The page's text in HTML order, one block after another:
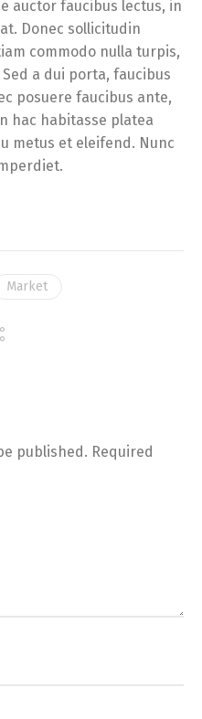
auctor faucibus lectus, in
Donec sollicitudin
commodo nulla turpis,
a dui porta, faucibus
posuere faucibus ante,
hac habitasse platea
metus et eleifend. Nunc
Market
published. Required